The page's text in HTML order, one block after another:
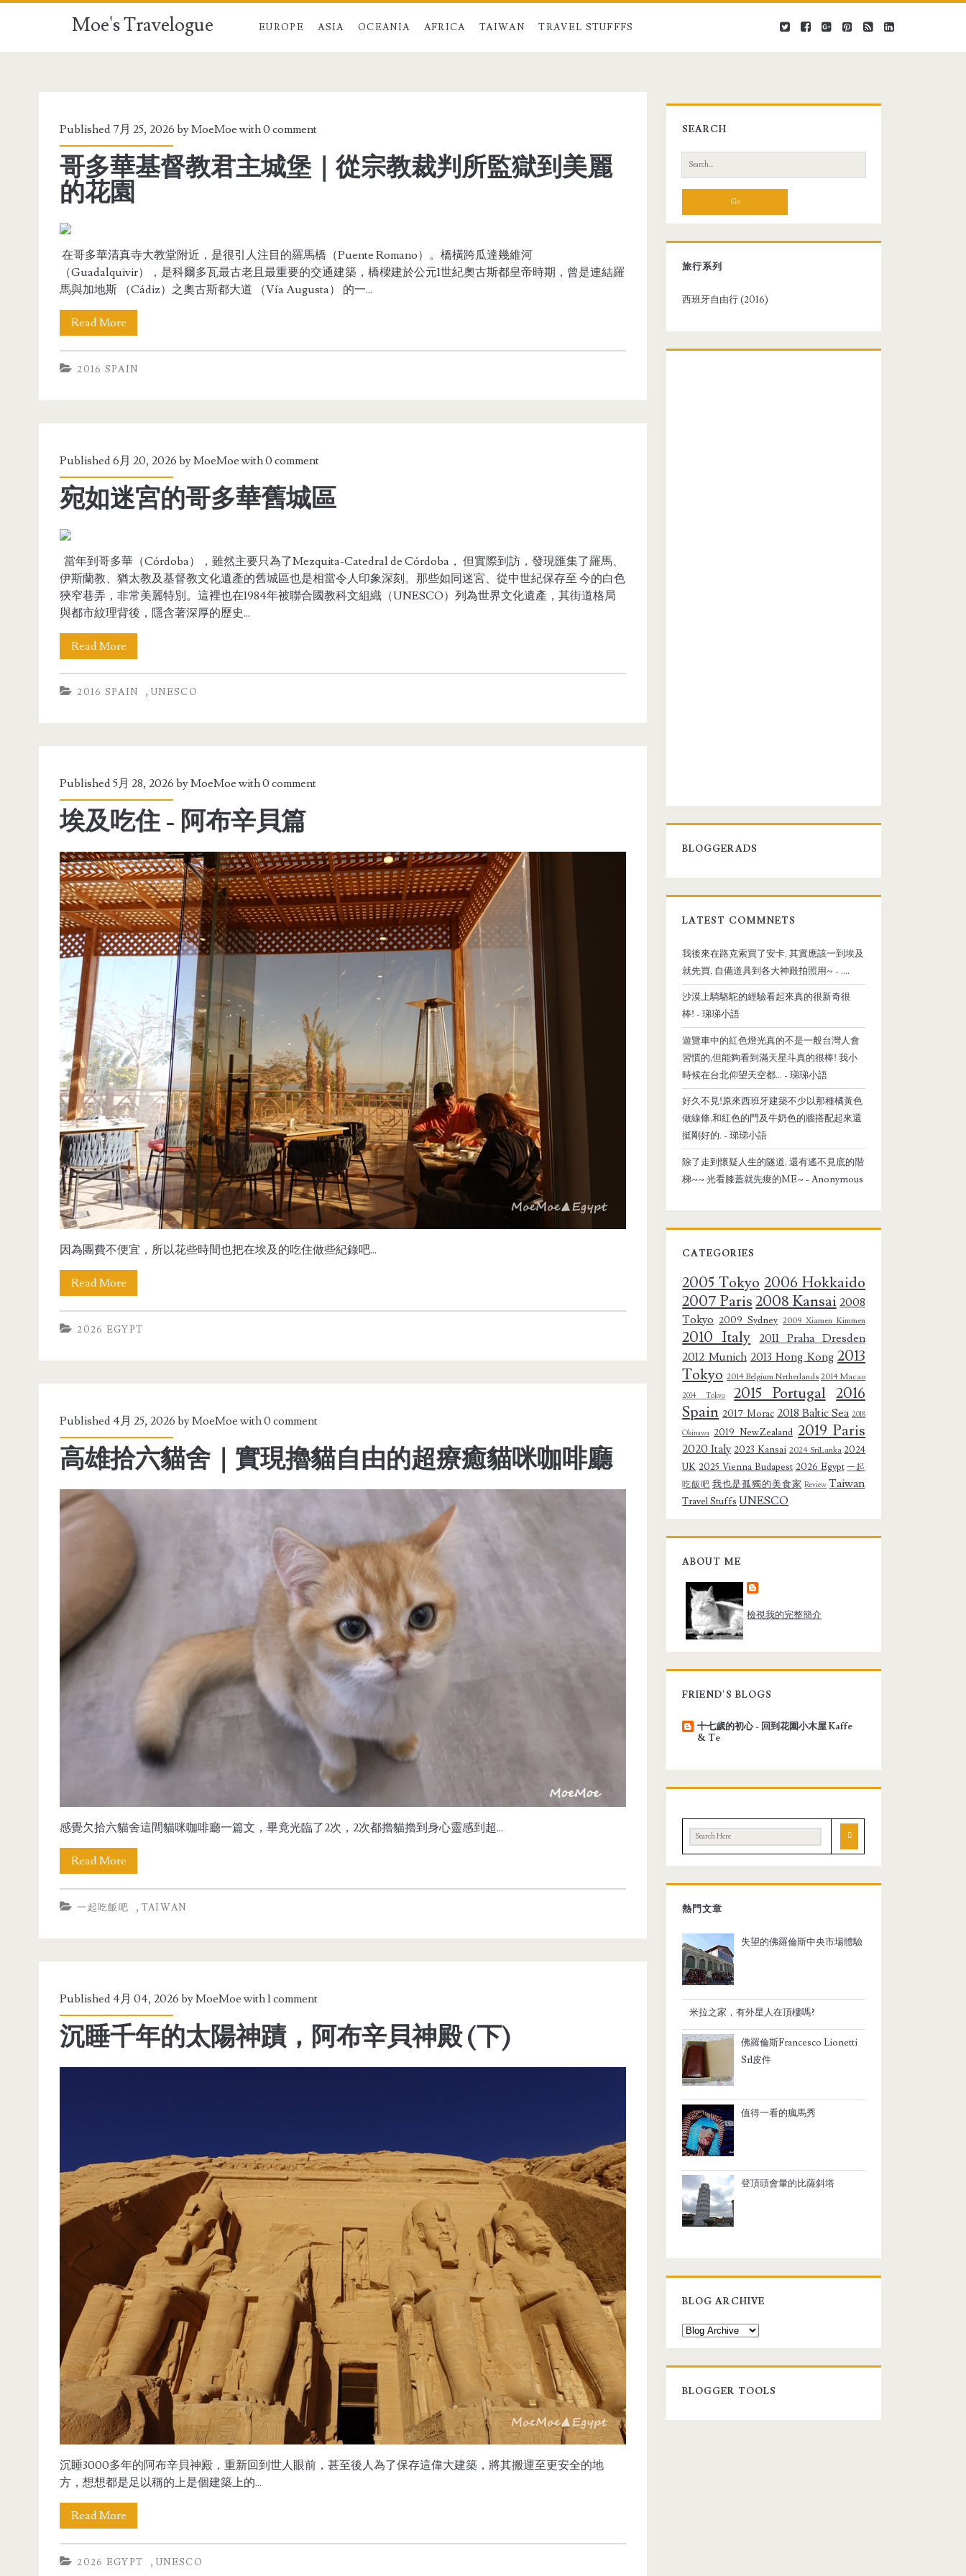
Moe's Travelogue EUROPE ASIA OCEANIA AFRICA TAIWAN TRAVEL STUFFFS
Published 7月 25, 2026 byMoeMoewith0 comment
哥多華基督教君主城堡｜從宗教裁判所監獄到美麗
的花園
在哥多華清真寺大教堂附近，是很引人注目的羅馬橋（Puente Romano）。橋橫跨瓜達幾維河
（Guadalquivir），是科爾多瓦最古老且最重要的交通建築，橋樑建於公元1世紀奧古斯都皇帝時期，曾是連結羅
馬與加地斯 （Cádiz）之奧古斯都大道 （Vía Augusta） 的一...
Read More
2016 SPAIN
Published 6月 20, 2026 byMoeMoewith0 comment
宛如迷宮的哥多華舊城區
當年到哥多華（Córdoba），雖然主要只為了Mezquita-Catedral de Córdoba， 但實際到訪，發現匯集了羅馬、
伊斯蘭教、猶太教及基督教文化遺產的舊城區也是相當令人印象深刻。那些如同迷宮、從中世紀保存至 今的白色
狹窄巷弄，非常美麗特別。這裡也在1984年被聯合國教科文組織（UNESCO）列為世界文化遺產，其街道格局
與都市紋理背後，隱含著深厚的歷史...
Read More
2016 SPAIN ,UNESCO
Published 5月 28, 2026 byMoeMoewith0 comment
埃及吃住 - 阿布辛貝篇
因為團費不便宜，所以花些時間也把在埃及的吃住做些紀錄吧...
Read More
2026 EGYPT
Published 4月 25, 2026 byMoeMoewith0 comment
高雄拾六貓舍｜實現擼貓自由的超療癒貓咪咖啡廳
感覺欠拾六貓舍這間貓咪咖啡廳一篇文，畢竟光臨了2次，2次都擼貓擼到身心靈感到超...
Read More
一起吃飯吧 , TAIWAN
Published 4月 04, 2026 byMoeMoewith1 comment
沉睡千年的太陽神蹟，阿布辛貝神殿 (下)
沉睡3000多年的阿布辛貝神殿，重新回到世人眼前，甚至後人為了保存這偉大建築，將其搬運至更安全的地
方，想想都是足以稱的上是個建築上的...
Read More
2026 EGYPT ,UNESCO
SEARCH
e
r
h
f
r
旅行系列
西班牙自由行 (2016)
BLOGGERADS
LATEST COMMNETS
我後來在路克索買了安卡, 其實應該一到埃及
就先買, 自備道具到各大神殿拍照用~ - ....
沙漠上騎駱駝的經驗看起來真的很新奇很
棒! - 珶珶小語
遊覽車中的紅色燈光真的不是一般台灣人會
習慣的,但能夠看到滿天星斗真的很棒! 我小
時候在台北仰望天空都... - 珶珶小語
好久不見!原來西班牙建築不少以那種橘黃色
做線條,和紅色的門及牛奶色的牆搭配起來還
挺剛好的. - 珶珶小語
除了走到懷疑人生的隧道, 還有遙不見底的階
梯~~ 光看膝蓋就先痠的ME~ - Anonymous
CATEGORIES
2005 Tokyo 2006 Hokkaido
2007 Paris2008 Kansai 2008
Tokyo 2009 Sydney 2009 Xiamen Kimmen
2010 Italy
2011 Praha Dresden
2012 Munich 2013 Hong Kong 2013
Tokyo 2014 Belgium Netherlands 2014 Macao
2014 Tokyo 2015 Portugal 2016
Spain 2017 Morac 2018 Baltic Sea 2018
Okinawa 2019 NewZealand 2019 Paris
2020 Italy 2023 Kansai 2024 SriLanka 2024
UK 2025 Vienna Budapest 2026 Egypt 一起
吃飯吧 我也是孤獨的美食家 Review Taiwan
Travel Stuffs UNESCO
ABOUT ME
檢視我的完整簡介
FRIEND'S BLOGS
十七歲的初心 - 回到花園小木屋 Kaffe
& Te
熱門文章
失望的佛羅倫斯中央市場體驗
米拉之家，有外星人在頂樓嗎?
佛羅倫斯Francesco Lionetti
Srl皮件
值得一看的瘋馬秀
登頂頭會暈的比薩斜塔
BLOG ARCHIVE
BLOGGER TOOLS